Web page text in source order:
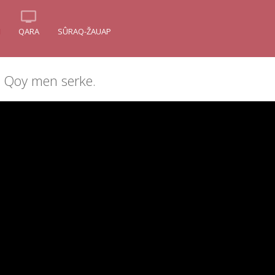
QARA SÛRAQ-ŽAUAP
Qoy men serke.